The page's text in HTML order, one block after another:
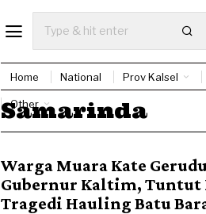
Home National Prov Kalsel
Other
Samarinda
Warga Muara Kate
Gubernur Kaltim, Tuntut
Tragedi Hauling Batu